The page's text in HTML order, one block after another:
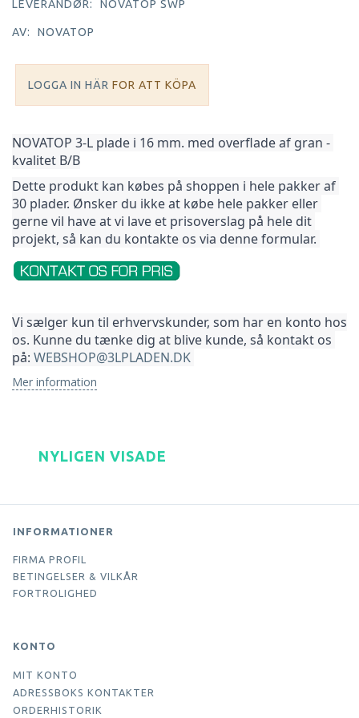
LEVERANDØR: NOVATOP SWP
AV: NOVATOP
LOGGA IN HÄR FOR ATT KÖPA
NOVATOP 3-L plade i 16 mm. med overflade af gran -
kvalitet B/B
Dette produkt kan købes på shoppen i hele pakker af
30 plader. Ønsker du ikke at købe hele pakker eller
gerne vil have at vi lave et prisoverslag på hele dit
projekt, så kan du kontakte os via denne formular.
Vi sælger kun til erhvervskunder, som har en konto hos
os. Kunne du tænke dig at blive kunde, så kontakt os
på: WEBSHOP@3LPLADEN.DK
Mer information
NYLIGEN VISADE
INFORMATIONER
FIRMA PROFIL
BETINGELSER & VILKÅR
FORTROLIGHED
KONTO
MIT KONTO
ADRESSBOKS KONTAKTER
ORDERHISTORIK